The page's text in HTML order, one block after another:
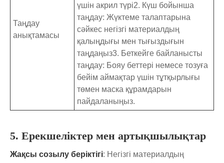
Таңдау
анықтамасы
үшін акрил түрі2. Күш бойынша
таңдау: Жүктеме талаптарына
сәйкес негізгі материалдың
қалыңдығы мен тығыздығын
таңдаңыз3. Беткейге байланысты
таңдау: Бояу беттері немесе тозуға
бейім аймақтар үшін тұтқырлығы
төмен маска құрамдарын
пайдаланыңыз.
5. Ерекшеліктер мен артықшылықтар
Жақсы созылу беріктігі: Негізгі материалдың